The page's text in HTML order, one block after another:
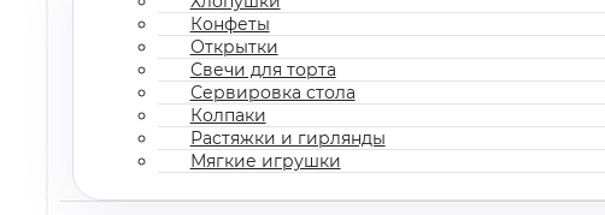
Конфеты
Открытки
Свечи для торта
Сервировка стола
Колпаки
Растяжки и гирлянды
Мягкие игрушки